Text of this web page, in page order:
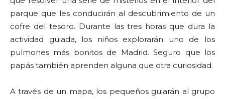
parque que les conducirán al descubrimiento de un
cofre del tesoro. Durante las tres horas que dura la
actividad guiada, los niños explorarán uno de los
pulmones más bonitos de Madrid. Seguro que los
papás también aprenden alguna que otra curiosidad.
A través de un mapa, los pequeños guiarán al grupo